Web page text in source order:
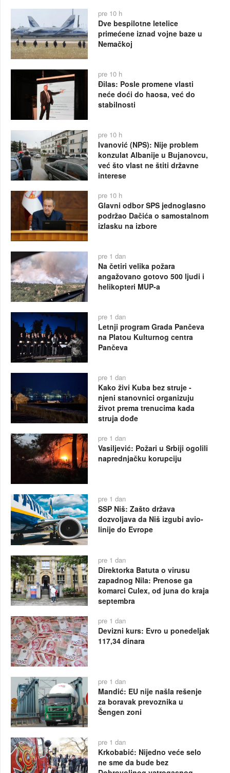
pre 10 h
Dve bespilotne letelice
primećene iznad vojne baze u
Nemačkoj
pre 10 h
Đilas: Posle promene vlasti
neće doći do haosa, već do
stabilnosti
pre 10 h
Ivanović (NPS): Nije problem
konzulat Albanije u Bujanovcu,
već što vlast ne štiti državne
interese
pre 10 h
Glavni odbor SPS jednoglasno
podržao Dačića o samostalnom
izlasku na izbore
pre 1 dan
Na četiri velika požara
angažovano gotovo 500 ljudi i
helikopteri MUP-a
pre 1 dan
Letnji program Grada Pančeva
na Platou Kulturnog centra
Pančeva
pre 1 dan
Kako živi Kuba bez struje -
njeni stanovnici organizuju
život prema trenucima kada
struja dođe
pre 1 dan
Vasiljević: Požari u Srbiji ogolili
naprednjačku korupciju
pre 1 dan
SSP Niš: Zašto država
dozvoljava da Niš izgubi avio-
linije do Evrope
pre 1 dan
Direktorka Batuta o virusu
zapadnog Nila: Prenose ga
komarci Culex, od juna do kraja
septembra
pre 1 dan
Devizni kurs: Evro u ponedeljak
117,34 dinara
pre 1 dan
Mandić: EU nije našla rešenje
za boravak prevoznika u
Šengen zoni
pre 1 dan
Krkobabić: Nijedno veće selo
ne sme da bude bez